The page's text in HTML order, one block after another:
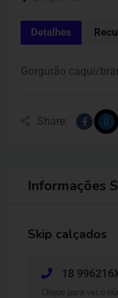
Detalhes
Gorgurão caqui/
Share:
Informações
Skip calçados
18
Clique para ver o